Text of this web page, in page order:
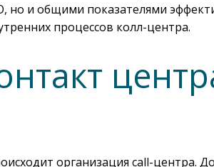
и общими показателями
процессов колл-центра.
организация call-